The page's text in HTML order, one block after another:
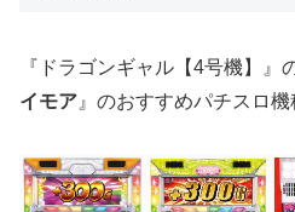
『ドラゴンギャル【4号機】』
イモア 』のおすすめパチスロ機